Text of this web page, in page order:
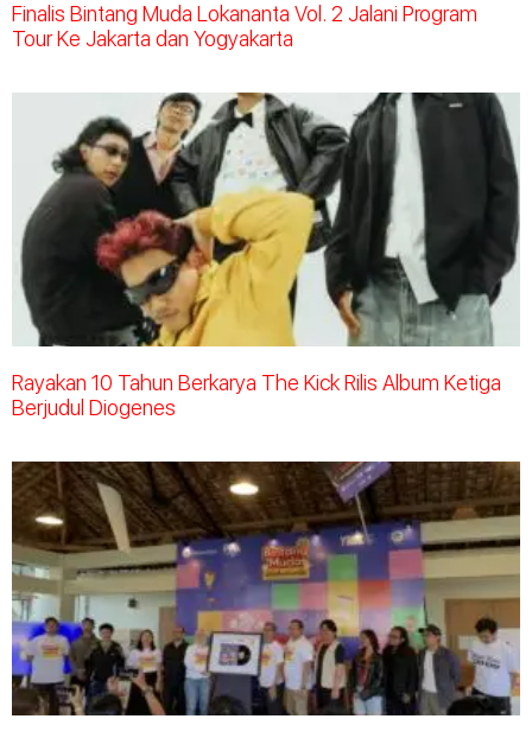
Finalis Bintang Muda Lokananta Vol. 2 Jalani Program
Tour Ke Jakarta dan Yogyakarta
Rayakan 10 Tahun Berkarya The Kick Rilis Album Ketiga
Berjudul Diogenes